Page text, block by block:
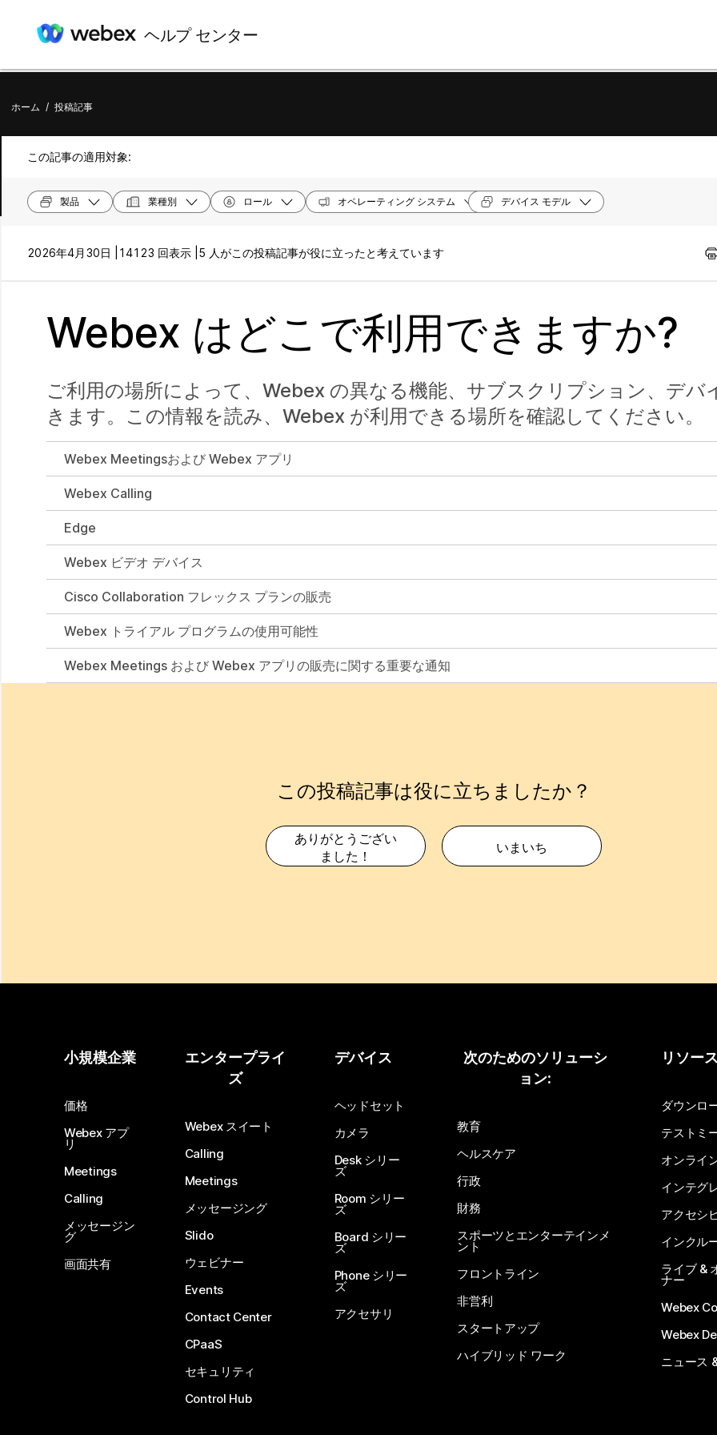
ヘルプ センター
ホーム / 投稿記事
この記事の適用対象:
製品 業種別 ロール オペレーティング システム デバイス モデル
2026年4月30日 | 14123 回表示 | 5 人がこの投稿記事が役に立ったと考えています
Webex はどこで利用できますか?
ご利用の場所によって、Webex の異なる機能、サブスクリプション、デバ
きます。この情報を読み、Webex が利用できる場所を確認してください。
Webex Meetingsおよび Webex アプリ
Webex Calling
Edge
Webex ビデオ デバイス
Cisco Collaboration フレックス プランの販売
Webex トライアル プログラムの使用可能性
Webex Meetings および Webex アプリの販売に関する重要な通知
この投稿記事は役に立ちましたか？
ありがとうござい
ました！
いまいち
小規模企業
価格
Webex アプ
リ
Meetings
Calling
メッセージン
グ
画面共有
エンタープライ
ズ
Webex スイート
Calling
Meetings
メッセージング
Slido
ウェビナー
Events
Contact Center
CPaaS
セキュリティ
Control Hub
デバイス
ヘッドセット
カメラ
Desk シリー
ズ
Room シリー
ズ
Board シリー
ズ
Phone シリー
ズ
アクセサリ
次のためのソリューシ
ョン:
教育
ヘルスケア
行政
財務
スポーツとエンターテインメ
ント
フロントライン
非営利
スタートアップ
ハイブリッド ワーク
リソー
ダウンロ
テストミ
オンライ
インテグ
アクセシ
インクル
ライブ &
ナー
Webex
Webex
ニュース